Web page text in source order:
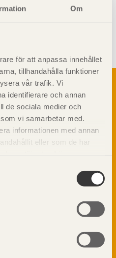
Om
för att anpassa innehållet
tillhandahålla funktioner
vår trafik. Vi
identifierare och annan
de sociala medier och
vi samarbetar med.
informationen med annan
eller som de har
kvalitet
handboken för trä och
för byggande
nyhetsbrev!